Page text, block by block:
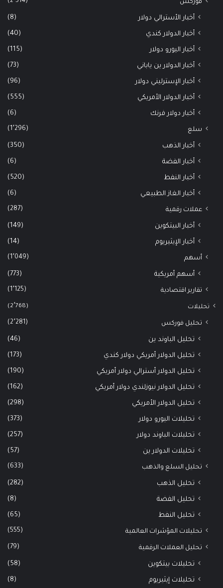
فوركس
أخبار الأسترالي دولار (8)
أخبار الدولار كندي (40)
أخبار اليورو دولار (115)
أخبار الدولار ين ياباني (73)
أخبار الإسترليني دولار (96)
أخبار الدولار الأمريكي (555)
أخبار دولار فرنك (6)
سلع (1٬296)
أخبار الذهب (350)
أخبار الفضة (6)
أخبار النفط (520)
أخبار الغاز الطبيعي (6)
عملات رقمية (287)
أخبار البيتكوين (149)
أخبار الإيثيريوم (14)
أسهم (1٬049)
أسهم أمريكية (773)
تقارير اقتصادية (1٬125)
تحليلات (2٬768)
تحليل فوركس (2٬281)
تحليل الباوند ين (46)
تحليل الدولار أمريكي دولار كندي (173)
تحليل الدولار أسترالي دولار أمريكي (190)
تحليل الدولار نيوزلندي دولار أمريكي (162)
تحليل الدولار الأمريكي (298)
تحليلات اليورو دولار (373)
تحليلات الباوند دولار (257)
تحليلات الدولار ين (57)
تحليل السلع والذهب (633)
تحليل الذهب (282)
تحليل الفضة (8)
تحليل النفط (65)
تحليلات المؤشرات العالمية (555)
تحليل العملات الرقمية (79)
تحليلات بيتكوين (58)
تحليلات إيثيريوم (8)